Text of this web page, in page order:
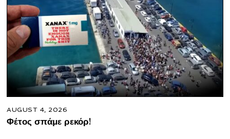
AUGUST 4, 2026
Φέτος σπάμε ρεκόρ!